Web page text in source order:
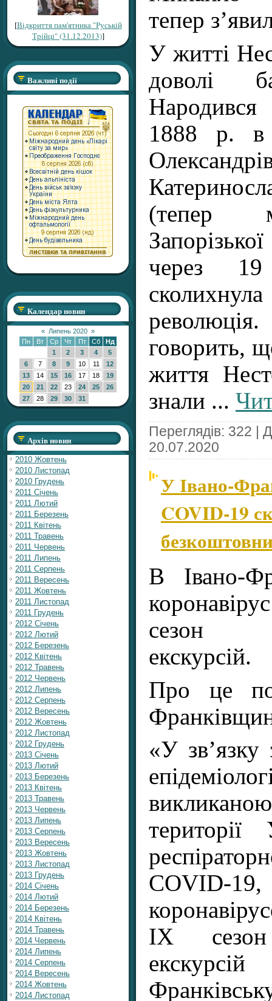
[Відкриття пам'ятника "Руській
Трійці" (31.12.2013)]
Важливі події
Календар новин
« Липень 2020 »
Пн
Вт Ср Чт Пт Сб
Нд
1
2 3 4
5
6
7 8 9 10 11
12
13
14 15 16 17 18
19
20
21 22 23 24 25
26
27
28 29 30 31
Архів новин
2010 Жовтень
2010 Листопад
2010 Грудень
2011 Січень
2011 Лютий
2011 Березень
2011 Квітень
2011 Травень
2011 Червень
2011 Липень
2011 Серпень
2011 Вересень
2011 Жовтень
2011 Листопад
2011 Грудень
2012 Січень
2012 Лютий
2012 Березень
2012 Квітень
2012 Травень
2012 Червень
2012 Липень
2012 Серпень
2012 Вересень
2012 Жовтень
2012 Листопад
2012 Грудень
2013 Січень
2013 Лютий
2013 Березень
2013 Квітень
2013 Травень
2013 Червень
2013 Липень
2013 Серпень
2013 Вересень
2013 Жовтень
2013 Листопад
2013 Грудень
2014 Січень
2014 Лютий
2014 Березень
2014 Квітень
2014 Травень
2014 Червень
2014 Липень
2014 Серпень
2014 Вересень
2014 Жовтень
2014 Листопад
тепер
У житті
доволі
Народився
1888 р. в
(тепер
через
революція.
говорить,
життя
знали ...
Переглядів: 322 |
20.07.2020
У Івано-
COVID-19
В Івано-
сезон
екскурсій.
Про це
«У
території
COVID-
IX сезон